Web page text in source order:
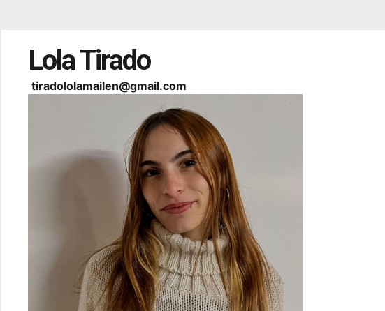
Lola Tirado
tiradololamailen@gmail.com